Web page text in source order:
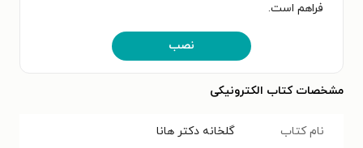
فراهم است.
نصب
مشخصات کتاب الکترونیکی
نام کتاب گلخانه دکتر هانا